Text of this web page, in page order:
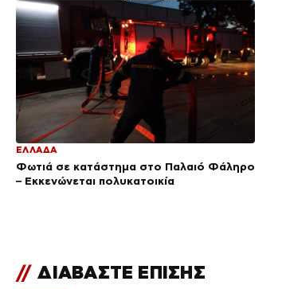
ΕΛΛΑΔΑ
Φωτιά σε κατάστημα στο Παλαιό Φάληρο
– Εκκενώνεται πολυκατοικία
// ΔΙΑΒΑΣΤΕ ΕΠΙΣΗΣ